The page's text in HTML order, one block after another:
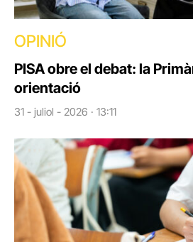
OPINIÓ
PISA obre el debat: la
orientació
31 - juliol - 2026 · 13:11